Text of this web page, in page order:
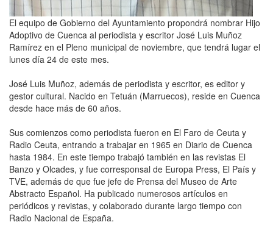
El equipo de Gobierno del Ayuntamiento propondrá nombrar Hijo
Adoptivo de Cuenca al periodista y escritor José Luis Muñoz
Ramírez en el Pleno municipal de noviembre, que tendrá lugar el
lunes día 24 de este mes.
José Luis Muñoz, además de periodista y escritor, es editor y
gestor cultural. Nacido en Tetuán (Marruecos), reside en Cuenca
desde hace más de 60 años.
Sus comienzos como periodista fueron en El Faro de Ceuta y
Radio Ceuta, entrando a trabajar en 1965 en Diario de Cuenca
hasta 1984. En este tiempo trabajó también en las revistas El
Banzo y Olcades, y fue corresponsal de Europa Press, El País y
TVE, además de que fue jefe de Prensa del Museo de Arte
Abstracto Español. Ha publicado numerosos artículos en
periódicos y revistas, y colaborado durante largo tiempo con
Radio Nacional de España.